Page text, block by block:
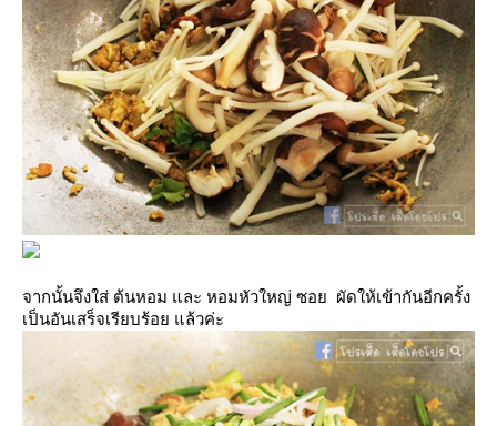
จากนั้นจึงใส่ ต้นหอม และ หอมหัวใหญ่ ซอย ผัดให้เข้ากันอีกครั้ง
เป็นอันเสร็จเรียบร้อย แล้วค่ะ